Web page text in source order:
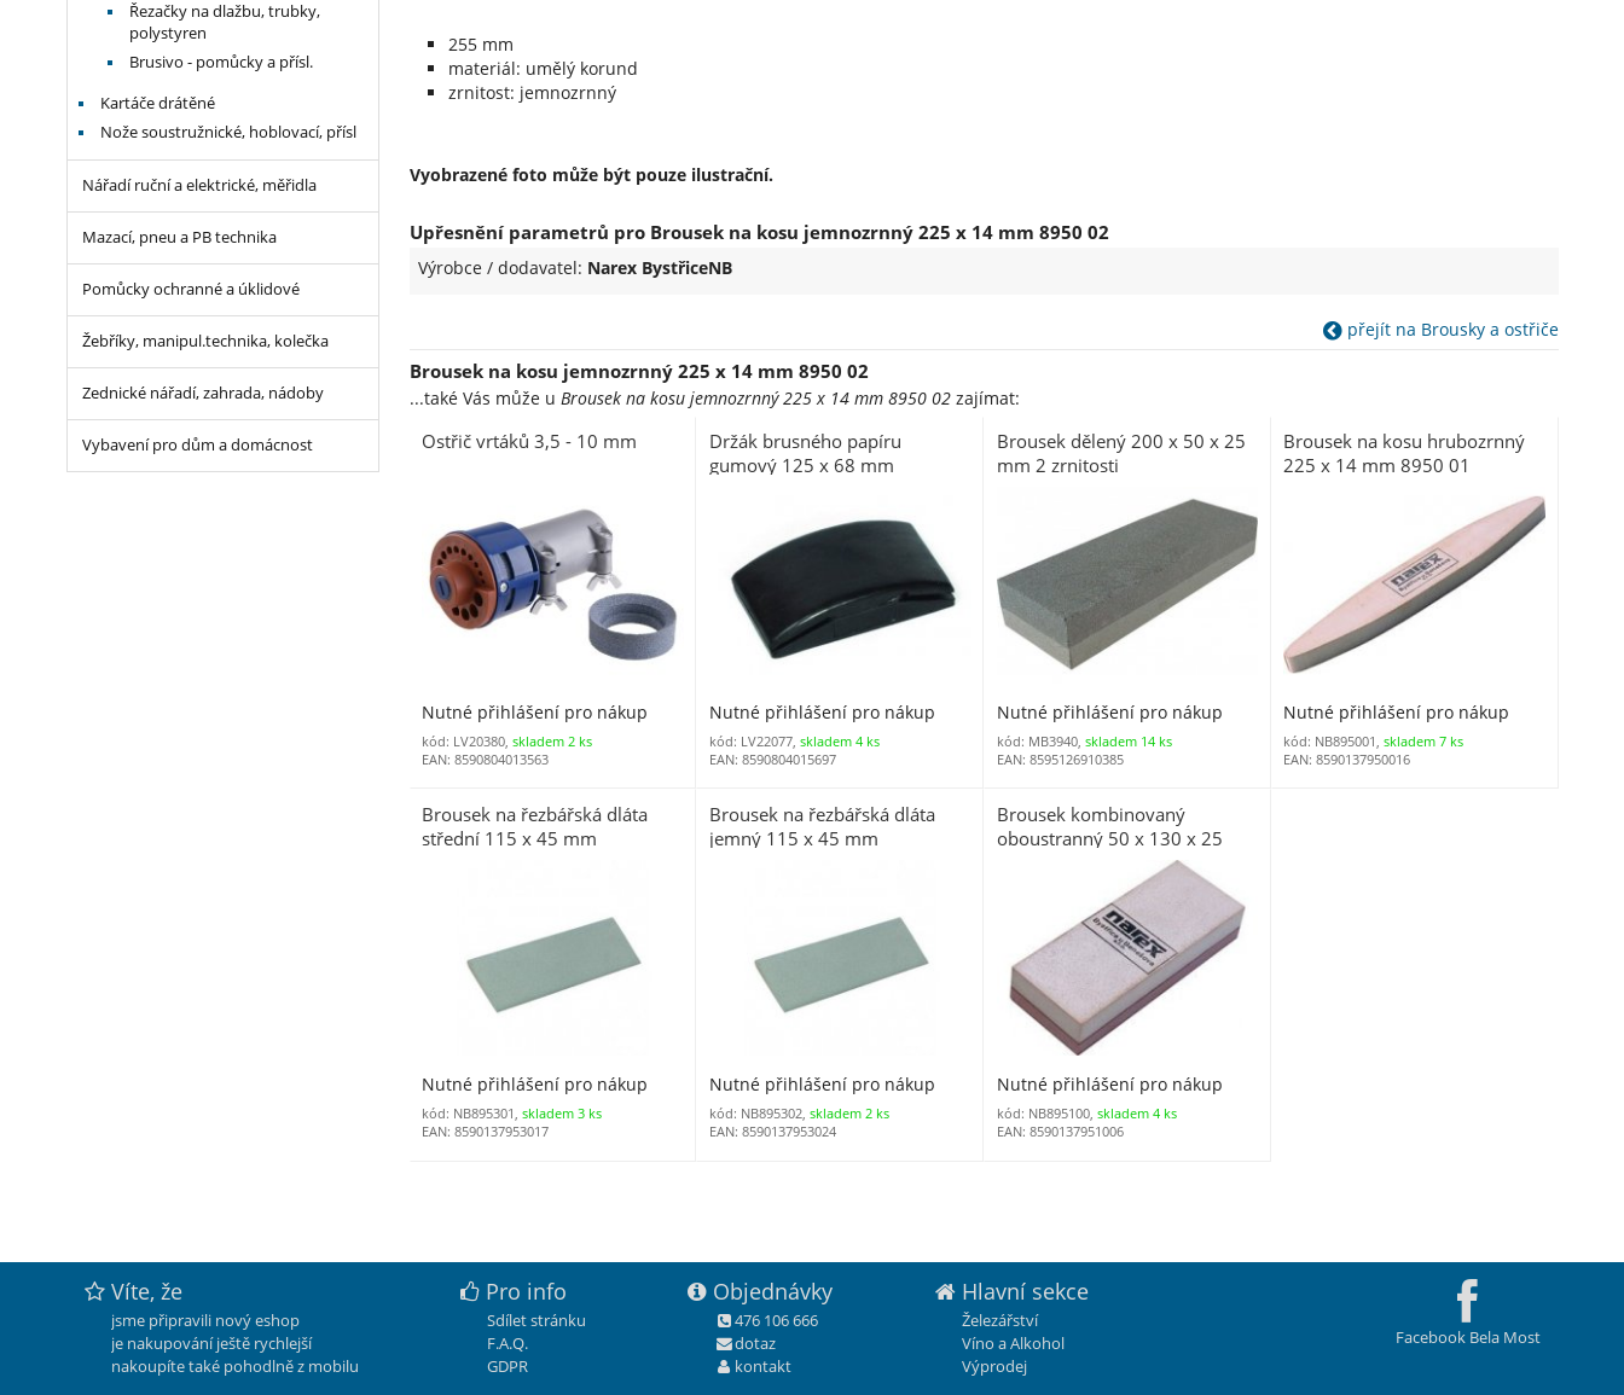
255 mm
materiál: umělý korund
zrnitost: jemnozrnný
Vyobrazené foto může být pouze ilustrační.
Upřesnění parametrů pro Brousek na kosu jemnozrnný 225 x 14 mm 8950 02
Výrobce / dodavatel: Narex BystřiceNB
přejít na Brousky a ostřiče
Brousek na kosu jemnozrnný 225 x 14 mm 8950 02
...také Vás může u Brousek na kosu jemnozrnný 225 x 14 mm 8950 02zajímat:
Ostřič vrtáků 3,5 - 10 mm
Nutné přihlášení pro nákup
kód: LV20380,skladem 2 ks
EAN: 8590804013563
Držák brusného papíru
gumový 125 x 68 mm
Nutné přihlášení pro nákup
kód: LV22077, skladem 4 ks
EAN: 8590804015697
Brousek dělený 200 x 50 x 25
mm 2 zrnitosti
Nutné přihlášení pro nákup
kód: MB3940, skladem 14 ks
EAN: 8595126910385
Brousek na kosu hrubozrnný
225 x 14 mm 8950 01
Nutné přihlášení pro nákup
kód: NB895001,skladem 7 ks
EAN: 8590137950016
Brousek na řezbářská dláta
střední 115 x 45 mm
Nutné přihlášení pro nákup
kód: NB895301,skladem 3 ks
EAN: 8590137953017
Brousek na řezbářská dláta
jemný 115 x 45 mm
Nutné přihlášení pro nákup
kód: NB895302, skladem 2 ks
EAN: 8590137953024
Brousek kombinovaný
oboustranný 50 x 130 x 25
Nutné přihlášení pro nákup
kód: NB895100, skladem 4 ks
EAN: 8590137951006
Řezačky na dlažbu, trubky,
polystyren
Brusivo - pomůcky a přísl.
Kartáče drátěné
Nože soustružnické, hoblovací, přísl
Nářadí ruční a elektrické, měřidla
Mazací, pneu a PB technika
Pomůcky ochranné a úklidové
Žebříky, manipul.technika, kolečka
Zednické nářadí, zahrada, nádoby
Vybavení pro dům a domácnost
Facebook Bela Most
Víte, že
jsme připravili nový eshop
je nakupování ještě rychlejší
nakoupíte také pohodlně z mobilu
Pro info
Sdílet stránku
F.A.Q.
GDPR
Objednávky
476 106 666
dotaz
kontakt
Hlavní sekce
Železářství
Víno a Alkohol
Výprodej